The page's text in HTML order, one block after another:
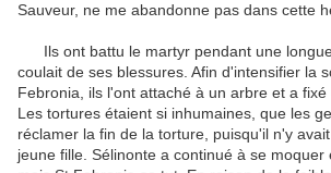
Sauveur, ne me abandonne pas dans cette
Ils ont battu le martyr pendant une
coulait de ses blessures. Afin d'intensifier la
Febronia, ils l'ont attaché à un arbre et a fixé
Les tortures étaient si inhumaines, que les
réclamer la fin de la torture, puisqu'il n'y
jeune fille. Sélinonte a continué à se moquer